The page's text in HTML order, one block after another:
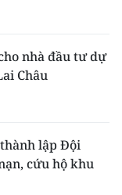
nhà đầu tư dự
Châu
lập Đội
cứu hộ khu